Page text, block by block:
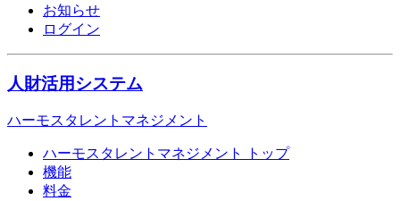
お知らせ
ログイン
人財活用システム
ハーモスタレントマネジメント
ハーモスタレントマネジメント トップ
機能
料金